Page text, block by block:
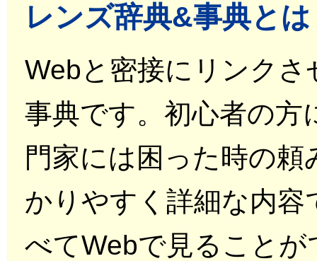
レンズ辞典&事典と
Webと密接にリンク
事典です。初心者の方
門家には困った時の
かりやすく詳細な内容
べてWebで見ること